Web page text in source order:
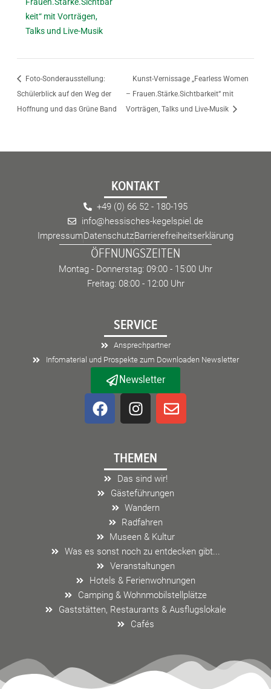
keit“ mit Vorträgen,
Talks und Live-Musik
Foto-Sonderausstellung:
Schülerblick auf den Weg der
Hoffnung und das Grüne Band
Kunst-Vernissage „Fearless Women
– Frauen.Stärke.Sichtbarkeit“ mit
Vorträgen, Talks und Live-Musik
KONTAKT
+49 (0) 66 52 - 180-195
info@hessisches-kegelspiel.de
ImpressumDatenschutzBarrierefreiheitserklärung
ÖFFNUNGSZEITEN
Montag - Donnerstag: 09:00 - 15:00 Uhr
Freitag: 08:00 - 12:00 Uhr
SERVICE
Ansprechpartner
Infomaterial und Prospekte zum Downloaden Newsletter
Newsletter
F
a
o
o
I
n
a
g
r
a
m
E
n
p
THEMEN
Das sind wir!
Gästeführungen
Wandern
Radfahren
Museen & Kultur
Was es sonst noch zu entdecken gibt...
Veranstaltungen
Hotels & Ferienwohnungen
Camping & Wohnmobilstellplätze
Gaststätten, Restaurants & Ausflugslokale
Cafés